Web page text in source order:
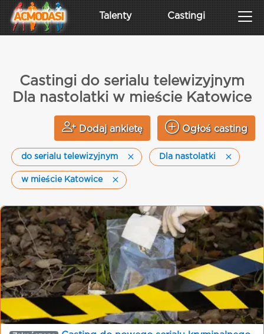
Talenty Castingi
Castingi do serialu telewizyjnym
Dla nastolatki w mieście Katowice
Dodaj ankietę Ogłoś casting
do serialu telewizyjnym Dla nastolatki
w mieście Katowice